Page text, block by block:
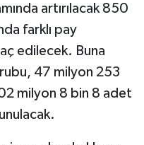
artırılacak 850
farklı pay
edilecek. Buna
47 milyon 253
milyon 8 bin 8 adet